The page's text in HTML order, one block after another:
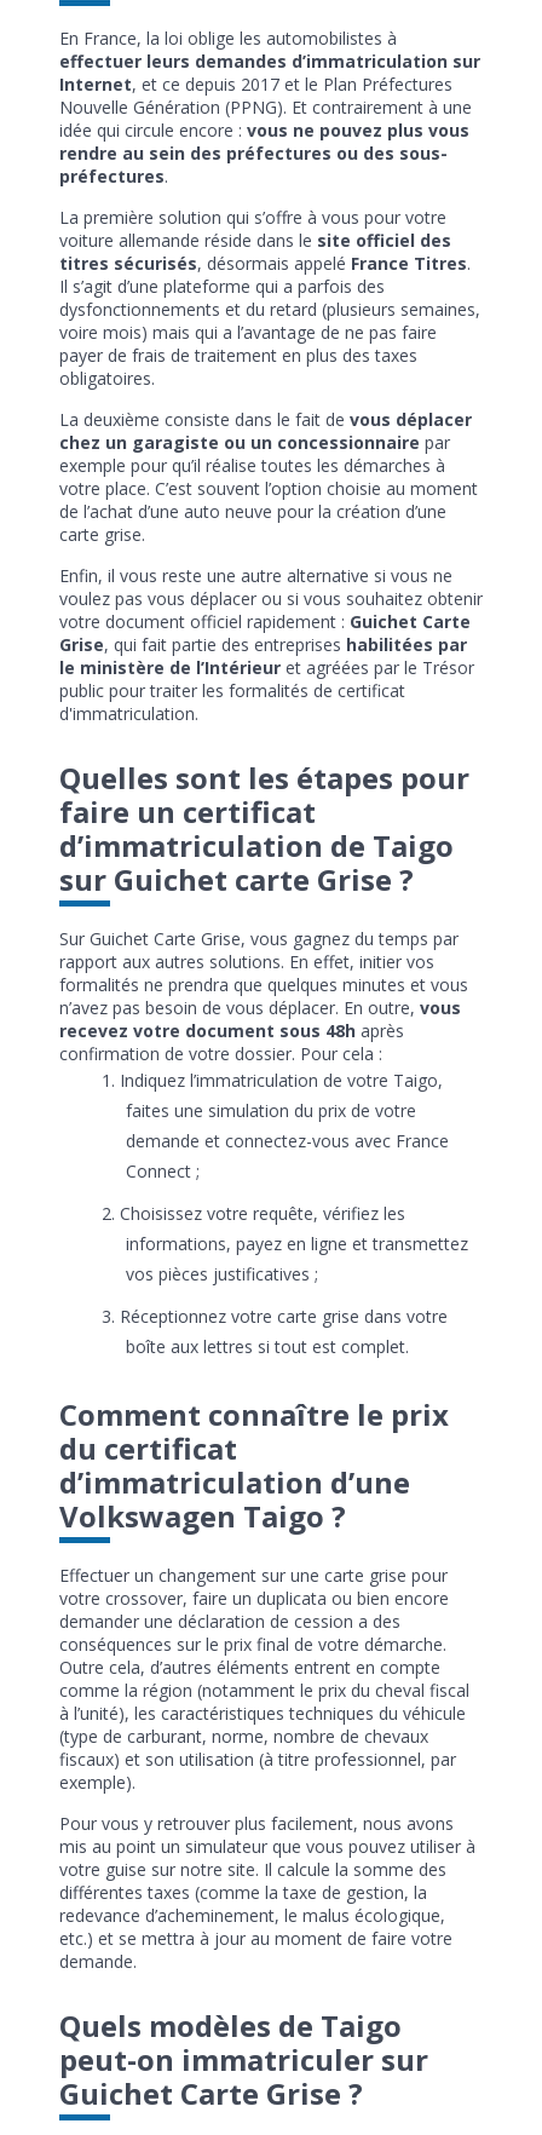
En France, la loi oblige les automobilistes à
effectuer leurs demandes d’immatriculation sur
Internet, et ce depuis 2017 et le Plan Préfectures
Nouvelle Génération (PPNG). Et contrairement à une
idée qui circule encore : vous ne pouvez plus vous
rendre au sein des préfectures ou des sous-
préfectures.
La première solution qui s’offre à vous pour votre
voiture allemande réside dans le site officiel des
titres sécurisés, désormais appelé France Titres.
Il s’agit d’une plateforme qui a parfois des
dysfonctionnements et du retard (plusieurs semaines,
voire mois) mais qui a l’avantage de ne pas faire
payer de frais de traitement en plus des taxes
obligatoires.
La deuxième consiste dans le fait de vous déplacer
chez un garagiste ou un concessionnaire par
exemple pour qu’il réalise toutes les démarches à
votre place. C’est souvent l’option choisie au moment
de l’achat d’une auto neuve pour la création d’une
carte grise.
Enfin, il vous reste une autre alternative si vous ne
voulez pas vous déplacer ou si vous souhaitez obtenir
votre document officiel rapidement : Guichet Carte
Grise, qui fait partie des entreprises habilitées par
le ministère de l’Intérieuret agréées par le Trésor
public pour traiter les formalités de certificat
d'immatriculation.
Quelles sont les étapes pour
faire un certificat
d’immatriculation de Taigo
sur Guichet carte Grise ?
Sur Guichet Carte Grise, vous gagnez du temps par
rapport aux autres solutions. En effet, initier vos
formalités ne prendra que quelques minutes et vous
n’avez pas besoin de vous déplacer. En outre, vous
recevez votre document sous 48haprès
confirmation de votre dossier. Pour cela :
Indiquez l’immatriculation de votre Taigo,
faites une simulation du prix de votre
demande et connectez-vous avec France
Connect ;
Choisissez votre requête, vérifiez les
informations, payez en ligne et transmettez
vos pièces justificatives ;
Réceptionnez votre carte grise dans votre
boîte aux lettres si tout est complet.
Comment connaître le prix
du certificat
d’immatriculation d’une
Volkswagen Taigo ?
Effectuer un changement sur une carte grise pour
votre crossover, faire un duplicata ou bien encore
demander une déclaration de cession a des
conséquences sur le prix final de votre démarche.
Outre cela, d’autres éléments entrent en compte
comme la région (notamment le prix du cheval fiscal
à l’unité), les caractéristiques techniques du véhicule
(type de carburant, norme, nombre de chevaux
fiscaux) et son utilisation (à titre professionnel, par
exemple).
Pour vous y retrouver plus facilement, nous avons
mis au point un simulateur que vous pouvez utiliser à
votre guise sur notre site. Il calcule la somme des
différentes taxes (comme la taxe de gestion, la
redevance d’acheminement, le malus écologique,
etc.) et se mettra à jour au moment de faire votre
demande.
Quels modèles de Taigo
peut-on immatriculer sur
Guichet Carte Grise ?